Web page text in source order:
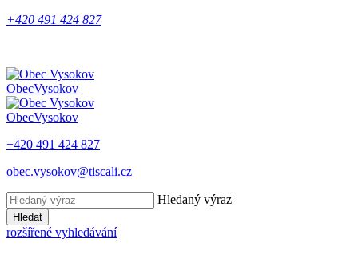
+420 491 424 827
ObecVysokov
ObecVysokov
+420 491 424 827
obec.vysokov@tiscali.cz
Hledaný výraz
Hledat
rozšířené vyhledávání